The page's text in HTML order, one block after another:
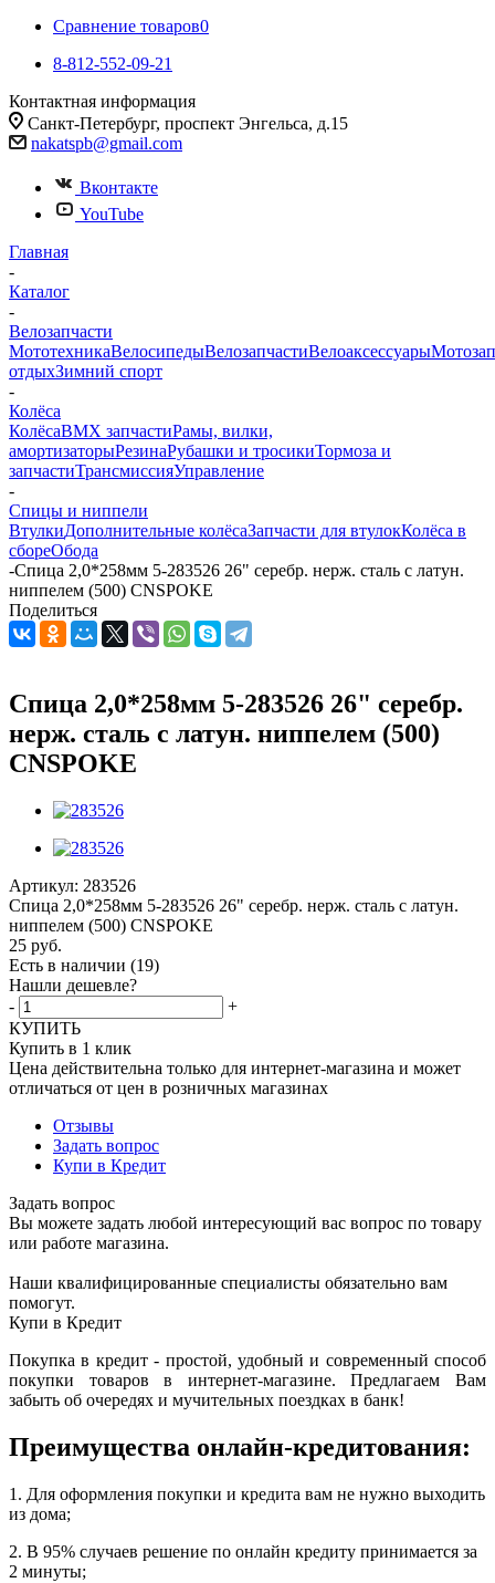
Сравнение товаров0
8-812-552-09-21
Контактная информация
Санкт-Петербург, проспект Энгельса, д.15
nakatspb@gmail.com
Вконтакте
YouTube
Главная
-
Каталог
-
Велозапчасти
МототехникаВелосипедыВелозапчастиВелоаксессуары
отдыхЗимний спорт
-
Колёса
КолёсаBMX запчастиРамы, вилки,
амортизаторыРезинаРубашки и тросикиТормоза и
запчастиТрансмиссияУправление
-
Спицы и ниппели
ВтулкиДополнительные колёсаЗапчасти для втулокКолёса в
сбореОбода
-Спица 2,0*258мм 5-283526 26" серебр. нерж. сталь с латун.
ниппелем (500) CNSPOKE
Поделиться
Спица 2,0*258мм 5-283526 26" серебр.
нерж. сталь с латун. ниппелем (500)
CNSPOKE
Артикул: 283526
Спица 2,0*258мм 5-283526 26" серебр. нерж. сталь с латун.
ниппелем (500) CNSPOKE
25 руб.
Есть в наличии (19)
Нашли дешевле?
-
+
КУПИТЬ
Купить в 1 клик
Цена действительна только для интернет-магазина и может
отличаться от цен в розничных магазинах
Отзывы
Задать вопрос
Купи в Кредит
Задать вопрос
Вы можете задать любой интересующий вас вопрос по товару
или работе магазина.
Наши квалифицированные специалисты обязательно вам
помогут.
Купи в Кредит
Покупка в кредит - простой, удобный и современный способ
покупки товаров в интернет-магазине. Предлагаем Вам
забыть об очередях и мучительных поездках в банк!
Преимущества онлайн-кредитования:
1. Для оформления покупки и кредита вам не нужно выходить
из дома;
2. В 95% случаев решение по онлайн кредиту принимается за
2 минуты;